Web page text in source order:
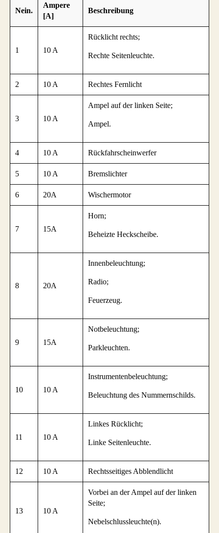
Nein.
Ampere
[A]
Beschreibung
1 10 A
Rücklicht rechts;
Rechte Seitenleuchte.
2 10 A Rechtes Fernlicht
3 10 A
Ampel auf der linken Seite;
Ampel.
4 10 A Rückfahrscheinwerfer
5 10 A Bremslichter
6 20A Wischermotor
7 15A
Horn;
Beheizte Heckscheibe.
8 20A
Innenbeleuchtung;
Radio;
Feuerzeug.
9 15A
Notbeleuchtung;
Parkleuchten.
10 10 A
Instrumentenbeleuchtung;
Beleuchtung des Nummernschilds.
11 10 A
Linkes Rücklicht;
Linke Seitenleuchte.
12 10 A Rechtsseitiges Abblendlicht
13 10 A
Vorbei an der Ampel auf der linken
Seite;
Nebelschlussleuchte(n).